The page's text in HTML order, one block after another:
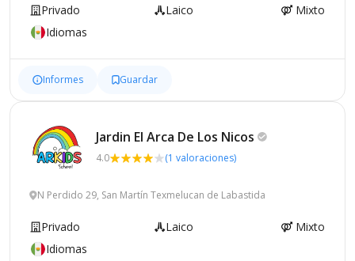
Privado Laico
Mixto
Idiomas
Informes Guardar
Jardin El Arca De Los Niсos
4.0 (1 valoraciones)
N Perdido 29, San Martín Texmelucan de Labastida
Privado Laico
Mixto
Idiomas